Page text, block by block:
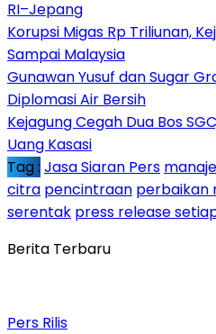
RI–Jepang
Korupsi Migas Rp Triliunan,
Sampai Malaysia
Gunawan Yusuf dan Sugar
Diplomasi Air Bersih
Kejagung Cegah Dua Bos
Uang Kasasi
Tag : Jasa Siaran Pers
citra pencintraan perbaikan
serentak press release
Berita Terbaru
Pers Rilis